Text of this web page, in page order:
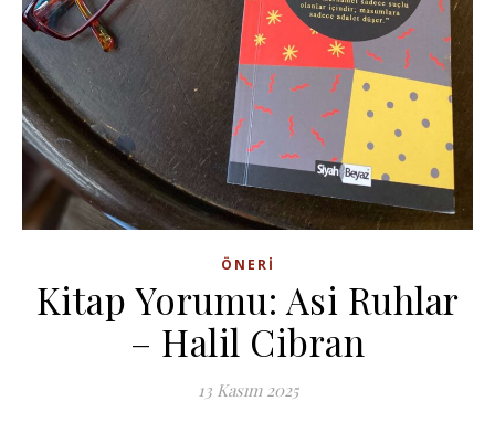
ÖNERI
Kitap Yorumu: Asi Ruhlar
– Halil Cibran
13 Kasım 2025